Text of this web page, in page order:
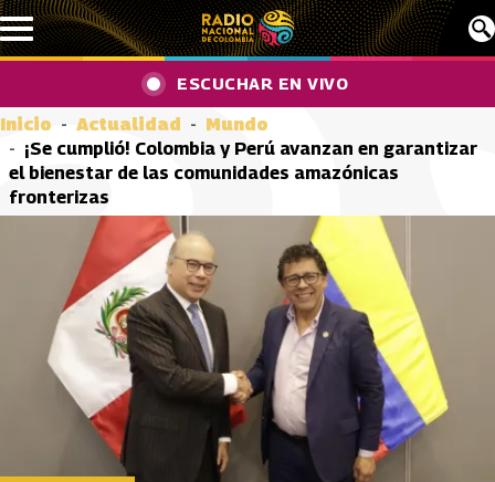
Pasar al contenido principal
ESCUCHAR EN VIVO
Inicio Actualidad
Mundo
¡Se cumplió! Colombia y Perú avanzan en garantizar
el bienestar de las comunidades amazónicas
fronterizas